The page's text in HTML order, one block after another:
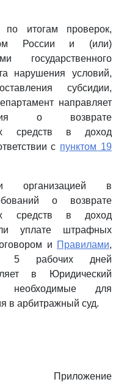
итогам проверок,
России и (или)
государственного
нарушения условий,
субсидии,
направляет
о возврате
средств в доход
с пунктом 19
организацией в
о возврате
средств в доход
уплате штрафных
и Правилами,
5 рабочих дней
в Юридический
необходимые для
в арбитражный суд.
Приложение